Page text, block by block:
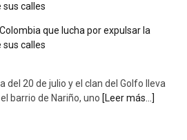
calles
del 20 de julio y el clan del Golfo lleva
barrio de Nariño, uno [Leer más...]